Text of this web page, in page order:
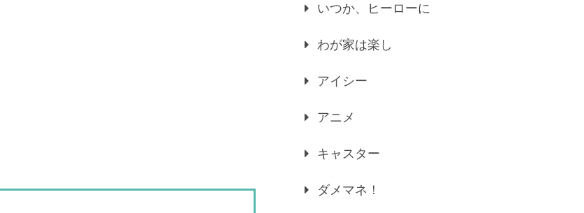
いつか、ヒーローに
わが家は楽し
アイシー
アニメ
キャスター
ダメマネ！